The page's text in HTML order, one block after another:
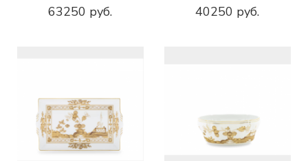
63250 руб.
40250 руб.